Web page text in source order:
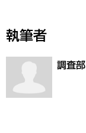
執筆者
調査部